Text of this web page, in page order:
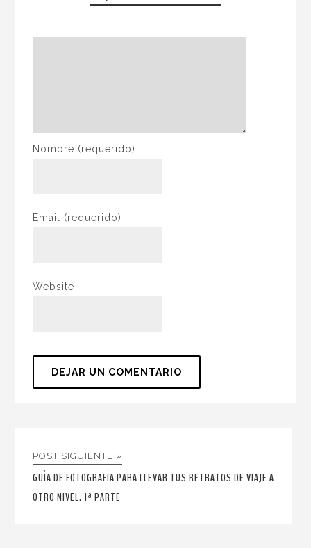
Nombre (requerido)
Email (requerido)
Website
POST SIGUIENTE »
GUÍA DE FOTOGRAFÍA PARA LLEVAR TUS RETRATOS DE VIAJE A
OTRO NIVEL. 1ª PARTE